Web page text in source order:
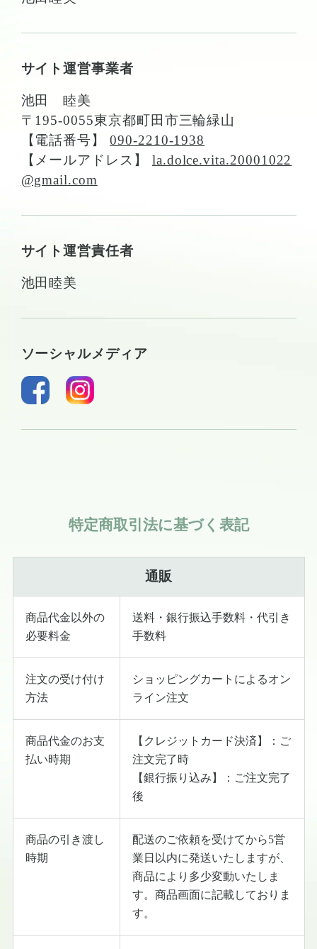
サイト運営事業者
池田 睦美
〒195-0055東京都町田市三輪緑山
【電話番号】090-2210-1938
【メールアドレス】 la.dolce.vita.20001022
@gmail.com
サイト運営責任者
池田睦美
ソーシャルメディア
特定商取引法に基づく表記
通販
商品代金以外の
必要料金
送料・銀行振込手数料・代引き
手数料
注文の受け付け
方法
ショッピングカートによるオン
ライン注文
商品代金のお支
払い時期
【クレジットカード決済】：ご
注文完了時
【銀行振り込み】：ご注文完了
後
商品の引き渡し
時期
配送のご依頼を受けてから5営
業日以内に発送いたしますが、
商品により多少変動いたしま
す。商品画面に記載しておりま
す。